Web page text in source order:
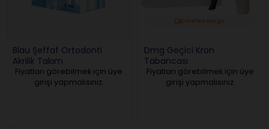
Blau Şeffaf Ortodonti
Akrilik Takım
Fiyatları görebilmek için üye
girişi yapmalısınız.
Ücretsiz Kargo
Dmg Geçici Kron
Tabancası
Fiyatları görebilmek için üye
girişi yapmalısınız.